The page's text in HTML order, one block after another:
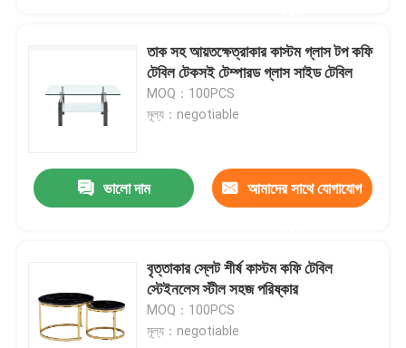
তাক সহ আয়তক্ষেত্রাকার কাস্টম গ্লাস টপ কফি
টেবিল টেকসই টেম্পারড গ্লাস সাইড টেবিল
MOQ：100PCS
মূল্য：negotiable
ভালো দাম আমাদের সাথে যোগাযোগ
বৃত্তাকার স্লেট শীর্ষ কাস্টম কফি টেবিল
স্টেইনলেস স্টীল সহজ পরিষ্কার
MOQ：100PCS
মূল্য：negotiable